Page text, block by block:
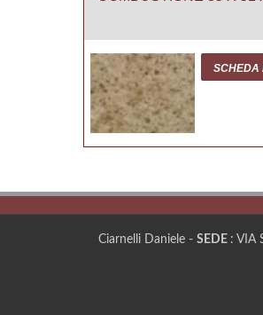
SCHEDA
Ciarnelli Daniele - SEDE : VIA